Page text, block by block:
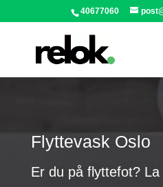
40677060
Flyttevask Oslo
Er du på flyttefot?